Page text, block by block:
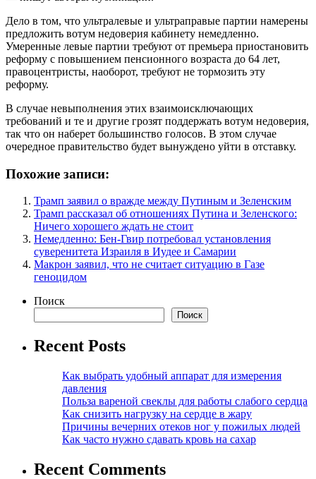
Дело в том, что ультралевые и ультраправые партии намерены
предложить вотум недоверия кабинету немедленно.
Умеренные левые партии требуют от премьера приостановить
реформу с повышением пенсионного возраста до 64 лет,
правоцентристы, наоборот, требуют не тормозить эту
реформу.
В случае невыполнения этих взаимоисключающих
требований и те и другие грозят поддержать вотум недоверия,
так что он наберет большинство голосов. В этом случае
очередное правительство будет вынуждено уйти в отставку.
Похожие записи:
Трамп заявил о вражде между Путиным и Зеленским
Трамп рассказал об отношениях Путина и Зеленского:
Ничего хорошего ждать не стоит
Немедленно: Бен-Гвир потребовал установления
суверенитета Израиля в Иудее и Самарии
Макрон заявил, что не считает ситуацию в Газе
геноцидом
Поиск
Поиск
Recent Posts
Как выбрать удобный аппарат для измерения
давления
Польза вареной свеклы для работы слабого сердца
Как снизить нагрузку на сердце в жару
Причины вечерних отеков ног у пожилых людей
Как часто нужно сдавать кровь на сахар
Recent Comments